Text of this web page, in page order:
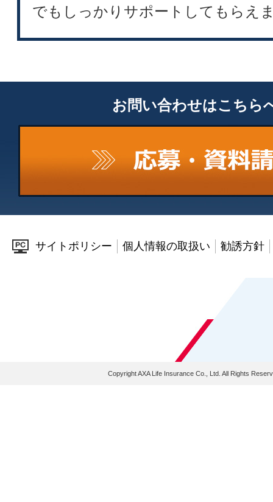
でもしっかりサポートしてもらえ
お問い合わせはこちら
サイトポリシー 個人情報の取扱い 勧誘方針
Copyright AXA Life Insurance Co., Ltd. All Rights